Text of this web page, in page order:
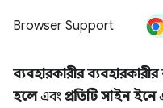
Browser Support
ব্যবহারকারীর
হলেএবং প্রতিটি সাইন ইনে